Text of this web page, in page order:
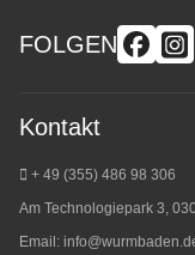
FOLGEN
Kontakt
+ 49 (355) 486 98 306
Am Technologiepark 3,
Email: